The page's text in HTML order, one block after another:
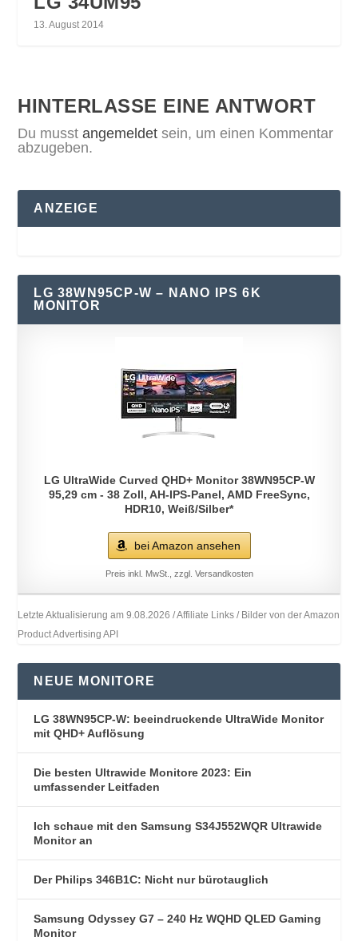
13. August 2014
HINTERLASSE EINE ANTWORT
Du musstangemeldet sein, um einen Kommentar
abzugeben.
ANZEIGE
LG 38WN95CP-W – NANO IPS 6K
MONITOR
LG UltraWide Curved QHD+ Monitor 38WN95CP-W
95,29 cm - 38 Zoll, AH-IPS-Panel, AMD FreeSync,
HDR10, Weiß/Silber*
bei Amazon ansehen
Preis inkl. MwSt., zzgl. Versandkosten
Letzte Aktualisierung am 9.08.2026 / Affiliate Links / Bilder von der Amazon
Product Advertising API
NEUE MONITORE
LG 38WN95CP-W: beeindruckende UltraWide Monitor
mit QHD+ Auflösung
Die besten Ultrawide Monitore 2023: Ein
umfassender Leitfaden
Ich schaue mit den Samsung S34J552WQR Ultrawide
Monitor an
Der Philips 346B1C: Nicht nur bürotauglich
Samsung Odyssey G7 – 240 Hz WQHD QLED Gaming
Monitor